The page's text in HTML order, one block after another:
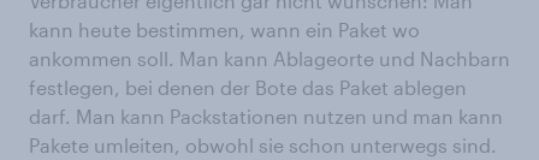
kann heute bestimmen, wann ein Paket wo
ankommen soll. Man kann Ablageorte und Nachbarn
festlegen, bei denen der Bote das Paket ablegen
darf. Man kann Packstationen nutzen und man kann
Pakete umleiten, obwohl sie schon unterwegs sind.